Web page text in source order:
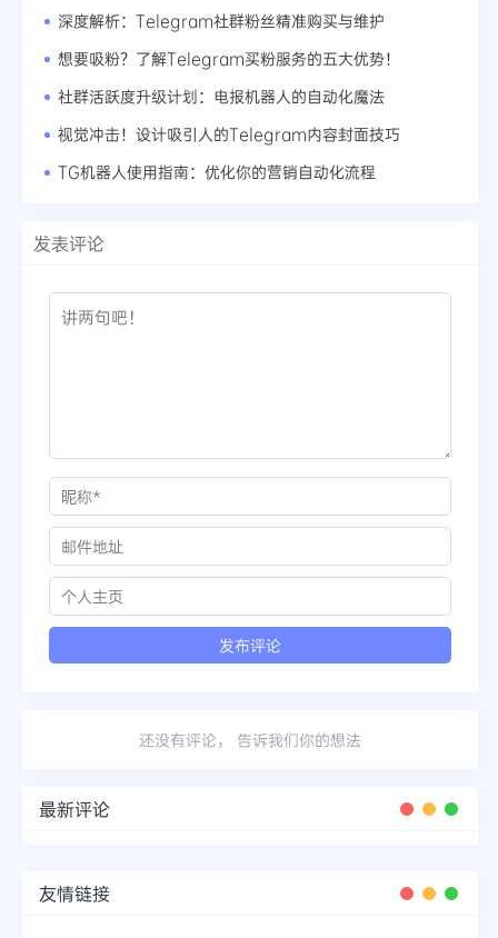
深度解析：Telegram社群粉丝精准购买与维护
想要吸粉？了解Telegram买粉服务的五大优势！
社群活跃度升级计划：电报机器人的自动化魔法
视觉冲击！设计吸引人的Telegram内容封面技巧
TG机器人使用指南：优化你的营销自动化流程
发表评论
还没有评论， 告诉我们你的想法
最新评论
友情链接